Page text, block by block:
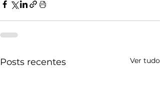
Posts recentes Ver tudo